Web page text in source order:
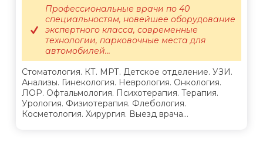
Стоматология. КТ. МРТ. Детское отделение. УЗИ.
Анализы. Гинекология. Неврология. Онкология.
ЛОР. Офтальмология. Психотерапия. Терапия.
Урология. Физиотерапия. Флебология.
Косметология. Хирургия. Выезд врача...
Профессиональные врачи по 40
специальностям, новейшее оборудование
экспертного класса, современные
технологии, парковочные места для
автомобилей...